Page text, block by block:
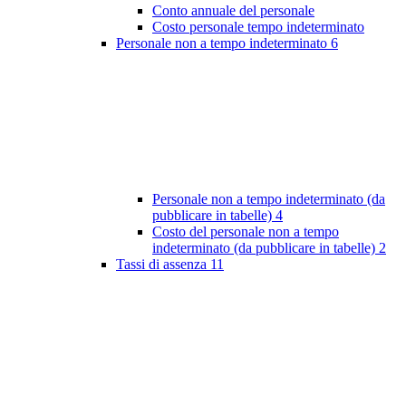
Conto annuale del personale
Costo personale tempo indeterminato
Personale non a tempo indeterminato 6
Personale non a tempo indeterminato (da
pubblicare in tabelle) 4
Costo del personale non a tempo
indeterminato (da pubblicare in tabelle) 2
Tassi di assenza 11